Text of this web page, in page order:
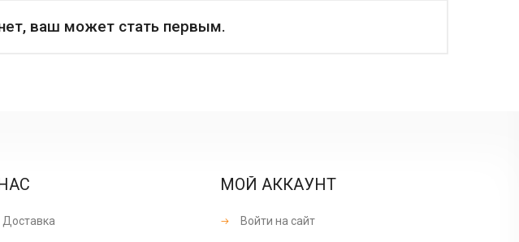
ваш может стать первым.
Доставка
МОЙ АККАУНТ
Войти на сайт